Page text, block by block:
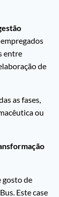
entre
de
as fases,
ou
gosto de
Este case